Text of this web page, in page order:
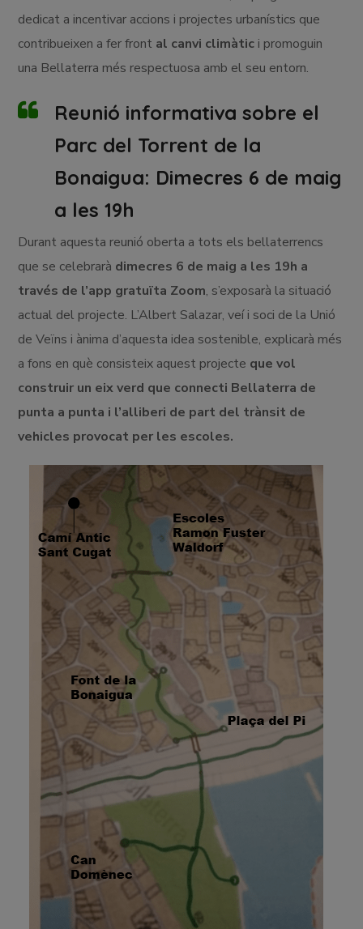
dedicat a incentivar accions i projectes urbanístics que
contribueixen a fer front al canvi climàtic i promoguin
una Bellaterra més respectuosa amb el seu entorn.
Reunió informativa sobre el
Parc del Torrent de la
Bonaigua: Dimecres 6 de maig
a les 19h
Durant aquesta reunió oberta a tots els bellaterrencs
que se celebrarà dimecres 6 de maig a les 19h a
través de l’app gratuïta Zoom, s’exposarà la situació
actual del projecte. L’Albert Salazar, veí i soci de la Unió
de Veïns i ànima d’aquesta idea sostenible, explicarà més
a fons en què consisteix aquest projecte que vol
construir un eix verd que connecti Bellaterra de
punta a punta i l’alliberi de part del trànsit de
vehicles provocat per les escoles.